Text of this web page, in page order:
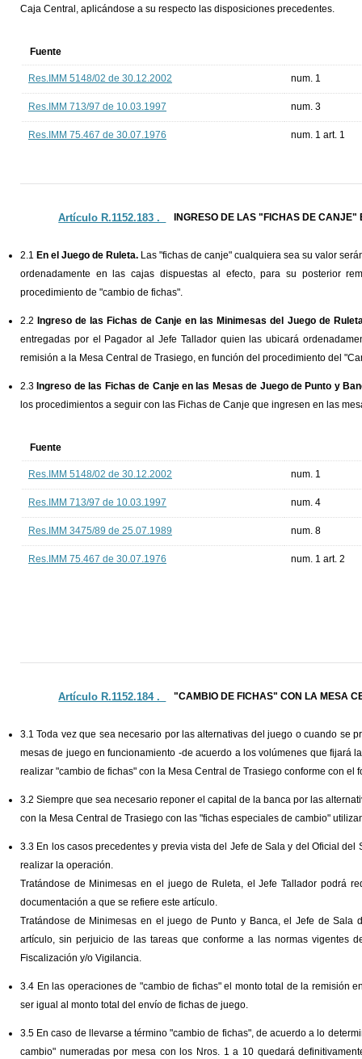
Caja Central, aplicándose a su respecto las disposiciones precedentes.
Fuente
Res.IMM 5148/02 de 30.12.2002 num. 1
Res.IMM 713/97 de 10.03.1997 num. 3
Res.IMM 75.467 de 30.07.1976 num. 1 art. 1
Artículo R.1152.183 ._ INGRESO DE LAS "FICHAS DE
2.1 En el Juego de Ruleta. Las "fichas de canje" cualquiera sea su valor
ordenadamente en las cajas dispuestas al efecto, para su posterior
procedimiento de "cambio de fichas".
2.2 Ingreso de las Fichas de Canje en las Minimesas del Juego de
entregadas por el Pagador al Jefe Tallador quien las ubicará
remisión a la Mesa Central de Trasiego, en función del procedimiento del
2.3 Ingreso de las Fichas de Canje en las Mesas de Juego de Punto y
los procedimientos a seguir con las Fichas de Canje que ingresen en las
Fuente
Res.IMM 5148/02 de 30.12.2002 num. 1
Res.IMM 713/97 de 10.03.1997 num. 4
Res.IMM 3475/89 de 25.07.1989 num. 8
Res.IMM 75.467 de 30.07.1976 num. 1 art. 2
Artículo R.1152.184 ._ "CAMBIO DE FICHAS" CON LA MESA
3.1 Toda vez que sea necesario por las alternativas del juego o cuando se
mesas de juego en funcionamiento -de acuerdo a los volúmenes que fijará
realizar "cambio de fichas" con la Mesa Central de Trasiego conforme con el
3.2 Siempre que sea necesario reponer el capital de la banca por las
con la Mesa Central de Trasiego con las "fichas especiales de cambio"
3.3 En los casos precedentes y previa vista del Jefe de Sala y del Oficial
realizar la operación.
Tratándose de Minimesas en el juego de Ruleta, el Jefe Tallador podrá
documentación a que se refiere este artículo.
Tratándose de Minimesas en el juego de Punto y Banca, el Jefe de Sala
artículo, sin perjuicio de las tareas que conforme a las normas vigentes
Fiscalización y/o Vigilancia.
3.4 En las operaciones de "cambio de fichas" el monto total de la remisión
ser igual al monto total del envío de fichas de juego.
3.5 En caso de llevarse a término "cambio de fichas", de acuerdo a lo
cambio" numeradas por mesa con los Nros. 1 a 10 quedará